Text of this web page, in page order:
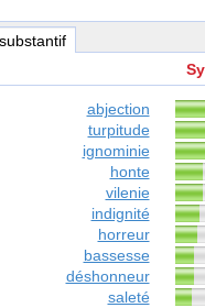
, substantif
abjection
turpitude
ignominie
honte
vilenie
indignité
horreur
bassesse
déshonneur
saleté